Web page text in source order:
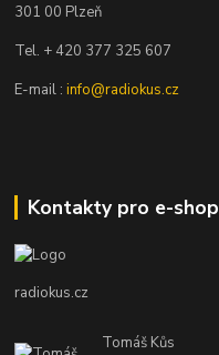
301 00 Plzeň
Tel. + 420 377 325 607
E-mail :info@radiokus.cz
Kontakty pro e-shop
radiokus.cz
Tomáš Kůs